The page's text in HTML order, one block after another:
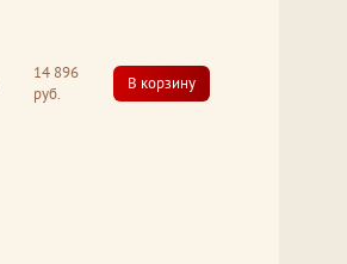
14 896
руб.
В корзину